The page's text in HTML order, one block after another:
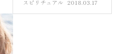
スピリチュアル 2018.03.17